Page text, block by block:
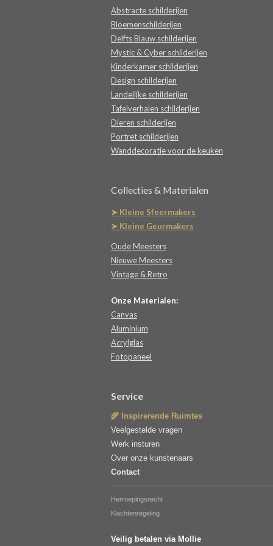
Abstracte schilderijen
Bloemenschilderijen
Delfts Blauw schilderijen
Mystic & Cyber schilderijen
Kinderkamer schilderijen
Design schilderijen
Landelijke schilderijen
Tafelverhalen schilderijen
Dieren schilderijen
Portret schilderijen
Wanddecoratie voor de keuken
Collecties & Materialen
➤ Kleine Sfeermakers
➤ Kleine Geurmakers
Oude Meesters
Nieuwe Meesters
Vintage & Retro
Onze Materialen:
Canvas
Aluminium
Acrylglas
Fotopaneel
Service
🌾 Inspirerende Ruimtes
Veelgestelde vragen
Werk insturen
Over onze kunstenaars
Contact
Herroepingsrecht
Klachtenregeling
Veilig betalen via Mollie